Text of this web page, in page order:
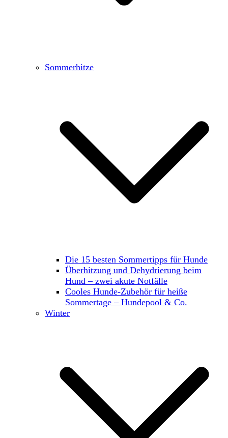
Sommerhitze
Die 15 besten Sommertipps für Hunde
Überhitzung und Dehydrierung beim
Hund – zwei akute Notfälle
Cooles Hunde-Zubehör für heiße
Sommertage – Hundepool & Co.
Winter